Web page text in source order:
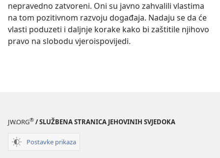
nepravedno zatvoreni. Oni su javno zahvalili vlastima
na tom pozitivnom razvoju događaja. Nadaju se da će
vlasti poduzeti i daljnje korake kako bi zaštitile njihovo
pravo na slobodu vjeroispovijedi.
JW.ORG® / SLUŽBENA STRANICA JEHOVINIH SVJEDOKA
Postavke prikaza